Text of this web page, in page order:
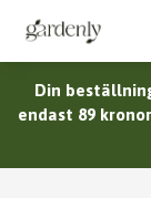
Din
endast 89